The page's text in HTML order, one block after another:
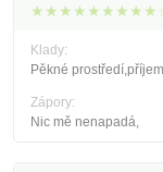
Klady:
Pěkné
Zápory:
Nic mě nenapadá,